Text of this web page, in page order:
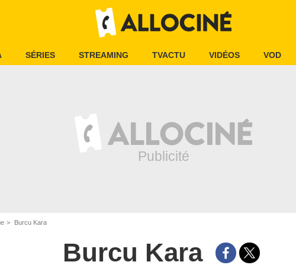
SÉRIES STREAMING TVACTU VIDÉOS VOD
Burcu Kara
Burcu Kara